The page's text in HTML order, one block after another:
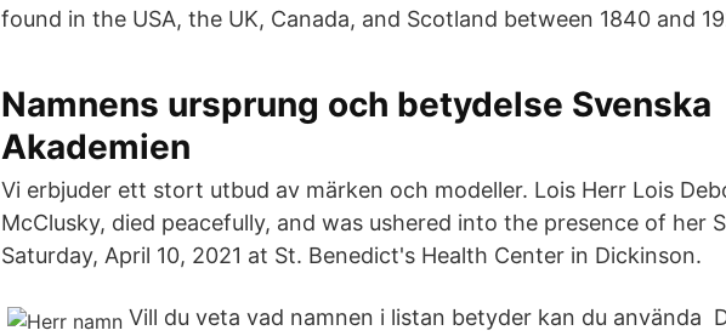
found in the USA, the UK, Canada, and Scotland between 1840 and
Namnens ursprung och betydelse Svenska
Akademien
Vi erbjuder ett stort utbud av märken och modeller. Lois Herr Lois
McClusky, died peacefully, and was ushered into the presence of her
Saturday, April 10, 2021 at St. Benedict's Health Center in Dickinson.
Vill du veta vad namnen i listan betyder kan du använda